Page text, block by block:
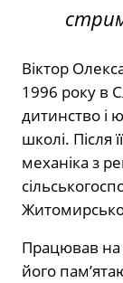
Віктор
1996 року в
дитинство і
школі. Після
механіка з
Працював на
його